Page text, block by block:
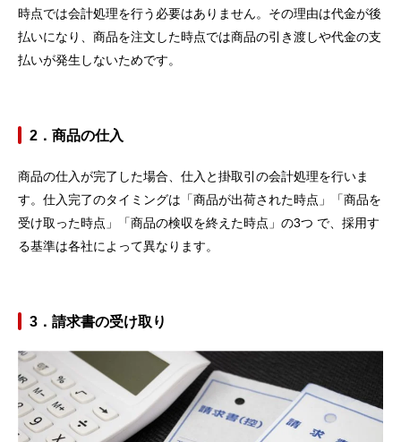
時点では会計処理を行う必要はありません。その理由は代金が後
払いになり、商品を注文した時点では商品の引き渡しや代金の支
払いが発生しないためです。
2．商品の仕入
商品の仕入が完了した場合、仕入と掛取引の会計処理を行いま
す。仕入完了のタイミングは「商品が出荷された時点」「商品を
受け取った時点」「商品の検収を終えた時点」の3つ で、採用す
る基準は各社によって異なります。
3．請求書の受け取り